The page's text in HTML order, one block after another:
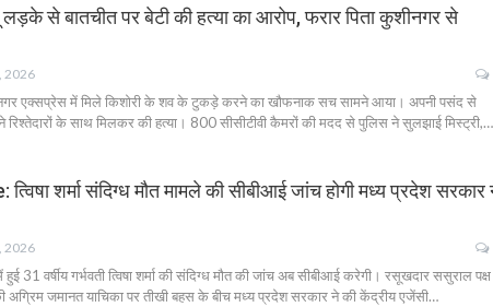
से बातचीत पर बेटी की हत्या का आरोप, फरार पिता कुशीनगर से
2026
एक्सप्रेस में मिले किशोरी के शव के टुकड़े करने का खौफनाक सच सामने आया। अपनी पसंद से
ने रिश्तेदारों के साथ मिलकर की हत्या। 800 सीसीटीवी कैमरों की मदद से पुलिस ने सुलझाई मिस्ट्री,…
शर्मा संदिग्ध मौत मामले की सीबीआई जांच होगी मध्य प्रदेश सरकार
2026
31 वर्षीय गर्भवती त्विषा शर्मा की संदिग्ध मौत की जांच अब सीबीआई करेगी। रसूखदार ससुराल पक्ष
अग्रिम जमानत याचिका पर तीखी बहस के बीच मध्य प्रदेश सरकार ने की केंद्रीय एजेंसी…